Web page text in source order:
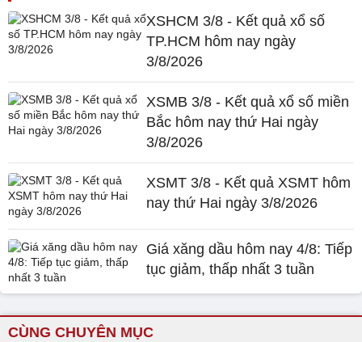
XSHCM 3/8 - Kết quả xổ số
TP.HCM hôm nay ngày
3/8/2026
XSMB 3/8 - Kết quả xổ số miền
Bắc hôm nay thứ Hai ngày
3/8/2026
XSMT 3/8 - Kết quả XSMT hôm
nay thứ Hai ngày 3/8/2026
Giá xăng dầu hôm nay 4/8: Tiếp
tục giảm, thấp nhất 3 tuần
CÙNG CHUYÊN MỤC